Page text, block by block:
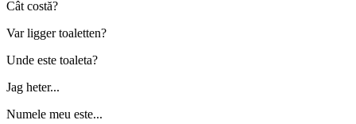
Cât costă?
Var ligger toaletten?
Unde este toaleta?
Jag heter...
Numele meu este...